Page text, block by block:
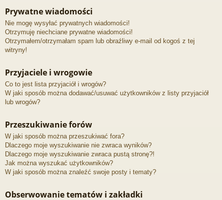
Prywatne wiadomości
Nie mogę wysyłać prywatnych wiadomości!
Otrzymuję niechciane prywatne wiadomości!
Otrzymałem/otrzymałam spam lub obraźliwy e-mail od kogoś z tej
witryny!
Przyjaciele i wrogowie
Co to jest lista przyjaciół i wrogów?
W jaki sposób można dodawać/usuwać użytkowników z listy przyjaciół
lub wrogów?
Przeszukiwanie forów
W jaki sposób można przeszukiwać fora?
Dlaczego moje wyszukiwanie nie zwraca wyników?
Dlaczego moje wyszukiwanie zwraca pustą stronę?!
Jak można wyszukać użytkowników?
W jaki sposób można znaleźć swoje posty i tematy?
Obserwowanie tematów i zakładki